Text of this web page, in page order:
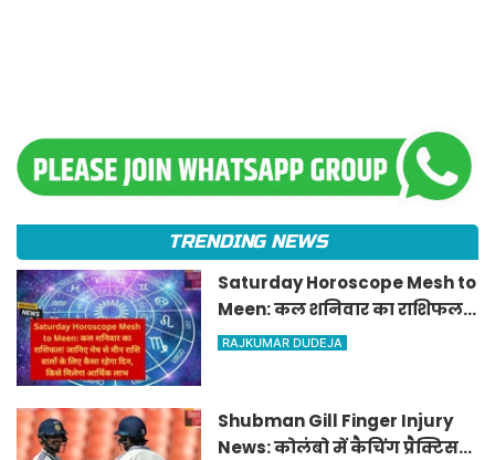
TRENDING NEWS
Saturday Horoscope Mesh to
Meen: कल शनिवार का राशिफल!
जानिए मेष से मीन राशि वालों के
RAJKUMAR DUDEJA
Shubman Gill Finger Injury
News: कोलंबो में कैचिंग प्रैक्टिस